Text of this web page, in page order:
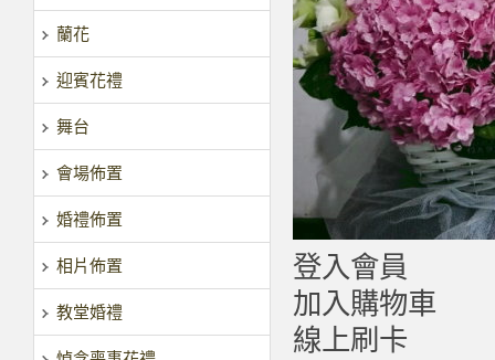
蘭花
迎賓花禮
舞台
會場佈置
婚禮佈置
相片佈置
教堂婚禮
登入會員
加入購物車
線上刷卡